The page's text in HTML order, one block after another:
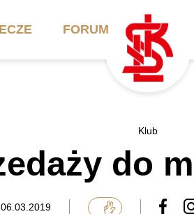
FORUM
Aktualności
Kadra trenerska
ŁKS II
Klub
do
06.03.2019